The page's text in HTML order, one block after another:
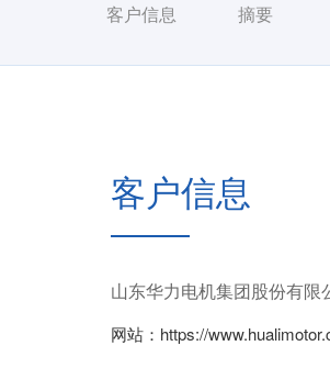
客户信息 摘要
客户信息
山东华力电机集团股份有限
网站： https://